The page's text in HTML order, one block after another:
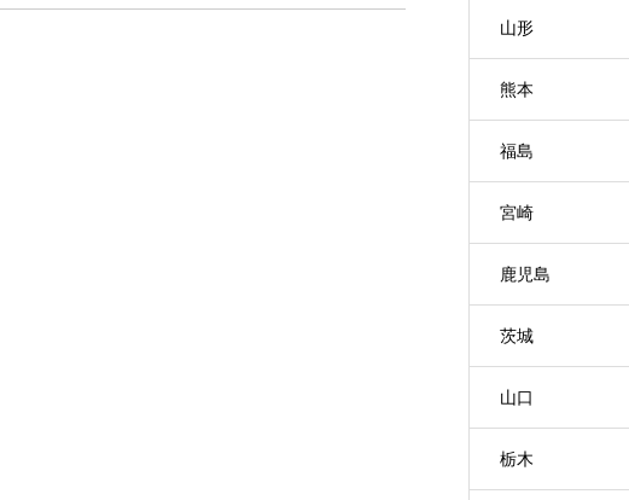
山形
熊本
福島
宮崎
鹿児島
茨城
山口
栃木